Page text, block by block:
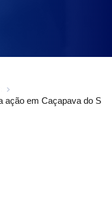
ação em Caçapava do S